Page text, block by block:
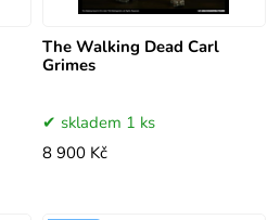
The Walking Dead Carl
Grimes
skladem 1 ks
8 900 Kč